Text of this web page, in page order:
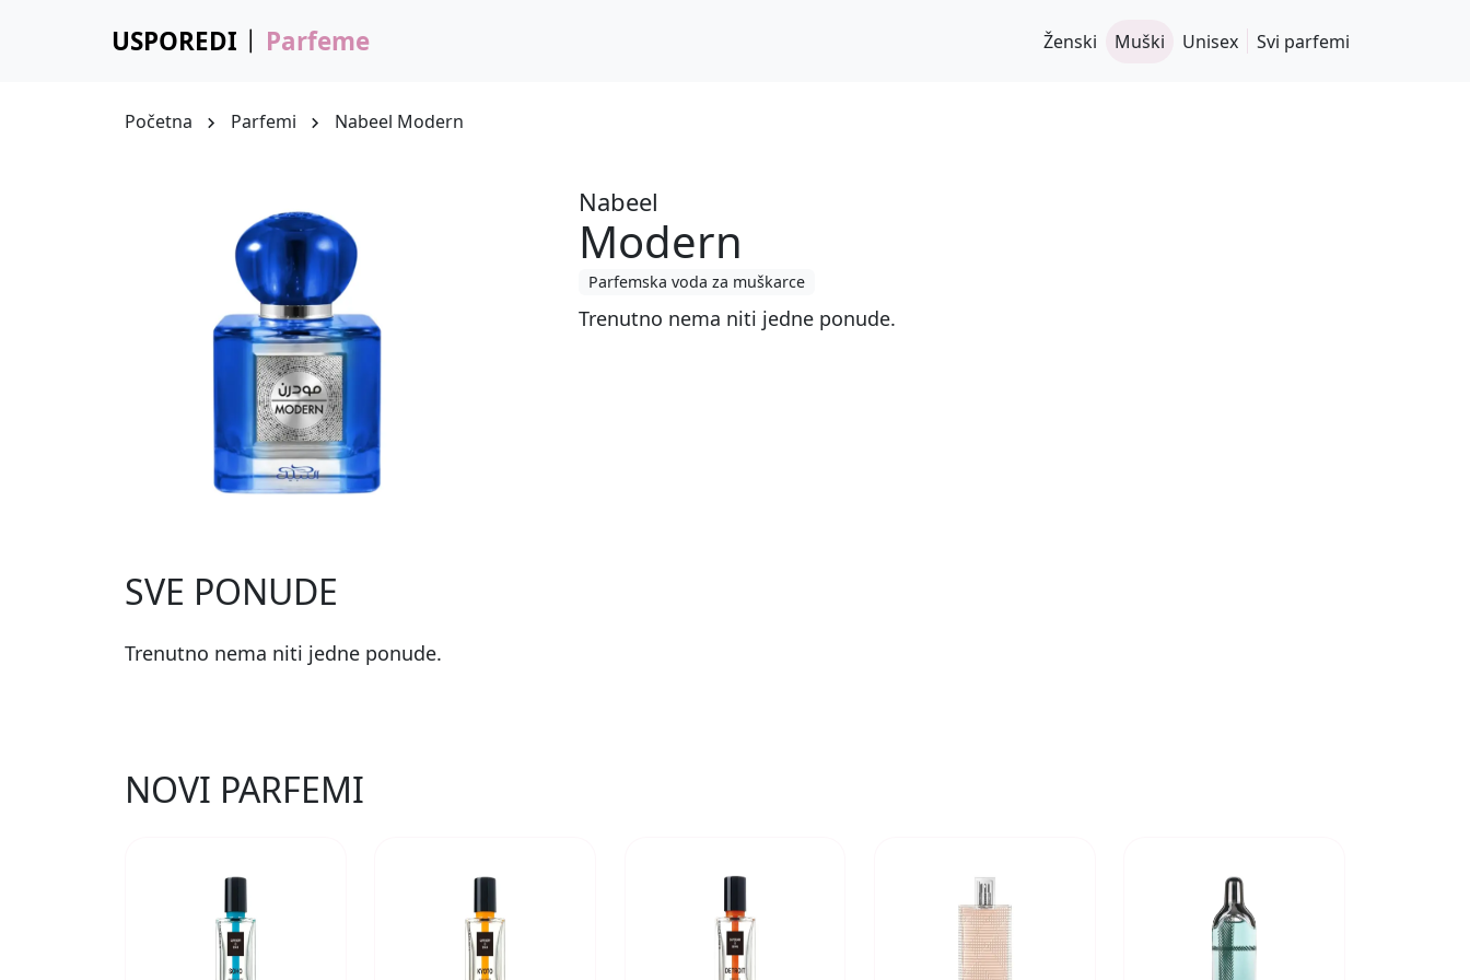
USPOREDI Parfeme Ženski Muški Unisex Svi parfemi
Početna Parfemi Nabeel Modern
Nabeel
Modern
Parfemska voda za muškarce
Trenutno nema niti jedne ponude.
SVE PONUDE
Trenutno nema niti jedne ponude.
NOVI PARFEMI